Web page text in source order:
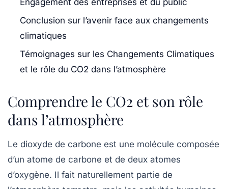
Conclusion sur l’avenir face aux changements
climatiques
Témoignages sur les Changements Climatiques
et le rôle du CO2 dans l’atmosphère
Comprendre le CO2 et son rôle
dans l’atmosphère
Le dioxyde de carbone est une molécule composée
d’un atome de carbone et de deux atomes
d’oxygène. Il fait naturellement partie de